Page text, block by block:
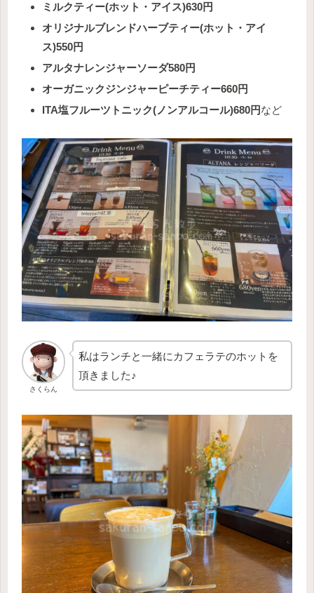
ミルクティー(ホット・アイス)630円
オリジナルブレンドハーブティー(ホット・アイ
ス)550円
アルタナレンジャーソーダ580円
オーガニックジンジャーピーチティー660円
ITA塩フルーツトニック(ノンアルコール)680円など
さくらん
私はランチと一緒にカフェラテのホットを
頂きました♪